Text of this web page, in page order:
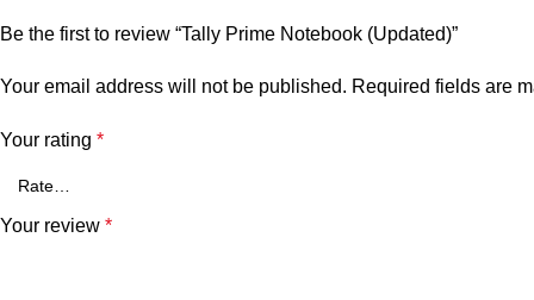
Be the first to review “Tally Prime Notebook (Updated)”
Your email address will not be published. Required fields are
Your rating *
Your review *